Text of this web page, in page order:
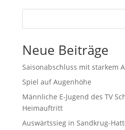
Neue Beiträge
Saisonabschluss mit starkem
Spiel auf Augenhöhe
Männliche E-Jugend des TV
Heimauftritt
Auswärtssieg in Sandkrug-